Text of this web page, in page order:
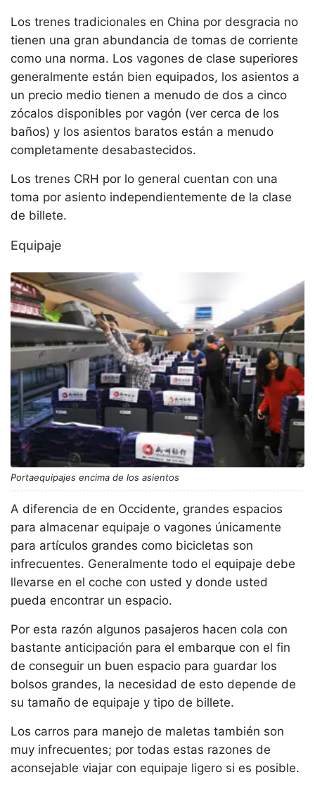
Los trenes tradicionales en China por desgracia no
tienen una gran abundancia de tomas de corriente
como una norma. Los vagones de clase superiores
generalmente están bien equipados, los asientos a
un precio medio tienen a menudo de dos a cinco
zócalos disponibles por vagón (ver cerca de los
baños) y los asientos baratos están a menudo
completamente desabastecidos.
Los trenes CRH por lo general cuentan con una
toma por asiento independientemente de la clase
de billete.
Equipaje
Portaequipajes encima de los asientos
A diferencia de en Occidente, grandes espacios
para almacenar equipaje o vagones únicamente
para artículos grandes como bicicletas son
infrecuentes. Generalmente todo el equipaje debe
llevarse en el coche con usted y donde usted
pueda encontrar un espacio.
Por esta razón algunos pasajeros hacen cola con
bastante anticipación para el embarque con el fin
de conseguir un buen espacio para guardar los
bolsos grandes, la necesidad de esto depende de
su tamaño de equipaje y tipo de billete.
Los carros para manejo de maletas también son
muy infrecuentes; por todas estas razones de
aconsejable viajar con equipaje ligero si es posible.